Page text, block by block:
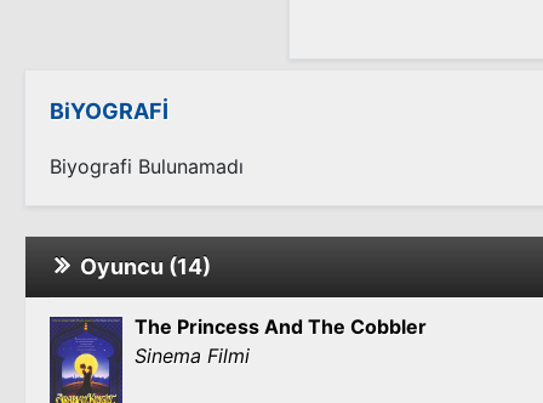
BiYOGRAFİ
Biyografi Bulunamadı
Oyuncu (14)
The Princess And The Cobbler
Sinema Filmi